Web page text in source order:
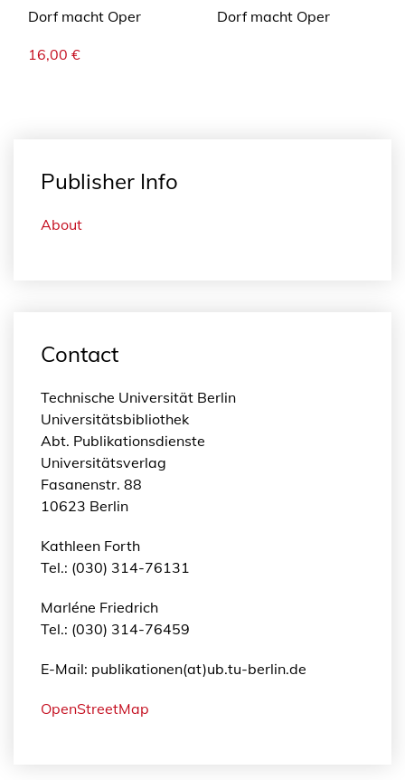
Dorf macht Oper
16,00 €
Dorf macht Oper
Publisher Info
About
Contact
Technische Universität Berlin
Universitätsbibliothek
Abt. Publikationsdienste
Universitätsverlag
Fasanenstr. 88
10623 Berlin
Kathleen Forth
Tel.: (030) 314-76131
Marléne Friedrich
Tel.: (030) 314-76459
E-Mail: publikationen(at)ub.tu-berlin.de
OpenStreetMap